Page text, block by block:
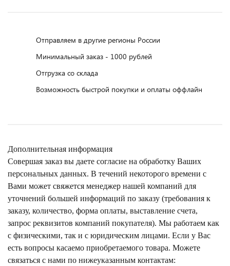
Отправляем в другие регионы России
Минимальный заказ - 1000 рублей
Отгрузка со склада
Возможность быстрой покупки и оплаты оффлайн
Дополнительная информация
Совершая заказ вы даете согласие на обработку Ваших
персональных данных. В течений некоторого времени с
Вами может свяжется менеджер нашей компаний для
уточнений большей информаций по заказу (требования к
заказу, количество, форма оплаты, выставление счета,
запрос реквизитов компаний покупателя). Мы работаем как
с физическими, так и с юридическим лицами. Если у Вас
есть вопросы касаемо приобретаемого товара. Можете
связаться с нами по нижеуказанным контактам: